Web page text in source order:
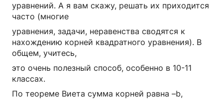
уравнений. А я вам скажу, решать их приходится
часто (многие
уравнения, задачи, неравенства сводятся к
нахождению корней квадратного уравнения). В
общем, учитесь,
это очень полезный способ, особенно в 10-11
классах.
По теореме Виета сумма корней равна –b,